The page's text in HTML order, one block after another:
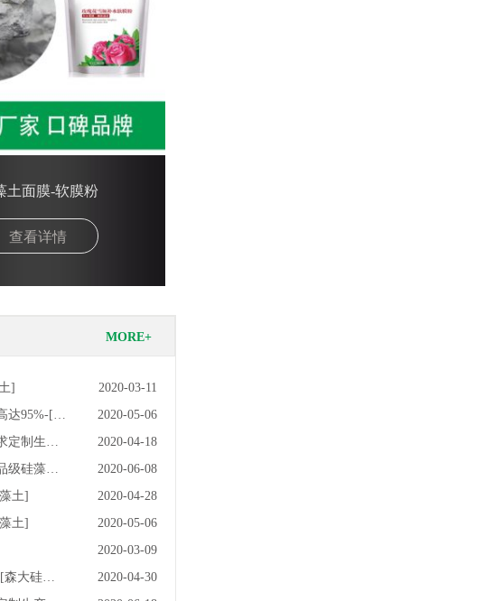
土面膜-软膜粉
查看详情
MORE+
]
2020-03-11
95%-[森
2020-05-06
定制生产-
2020-04-18
级硅藻土-
2020-06-08
土]
2020-04-28
土]
2020-05-06
2020-03-09
大硅藻
2020-04-30